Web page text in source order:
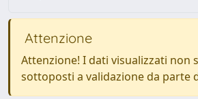
Attenzione
Attenzione! I dati visualizzati non
sottoposti a validazione da parte